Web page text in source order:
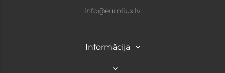
info@euroliux.lv
Informācija